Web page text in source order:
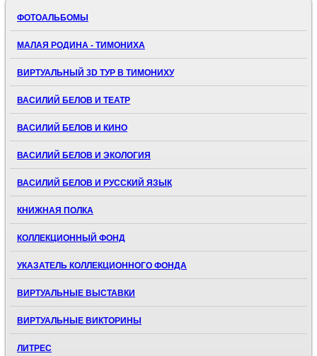
ФОТОАЛЬБОМЫ
МАЛАЯ РОДИНА - ТИМОНИХА
ВИРТУАЛЬНЫЙ 3D ТУР В ТИМОНИХУ
ВАСИЛИЙ БЕЛОВ И ТЕАТР
ВАСИЛИЙ БЕЛОВ И КИНО
ВАСИЛИЙ БЕЛОВ И ЭКОЛОГИЯ
ВАСИЛИЙ БЕЛОВ И РУССКИЙ ЯЗЫК
КНИЖНАЯ ПОЛКА
КОЛЛЕКЦИОННЫЙ ФОНД
УКАЗАТЕЛЬ КОЛЛЕКЦИОННОГО ФОНДА
ВИРТУАЛЬНЫЕ ВЫСТАВКИ
ВИРТУАЛЬНЫЕ ВИКТОРИНЫ
ЛИТРЕС